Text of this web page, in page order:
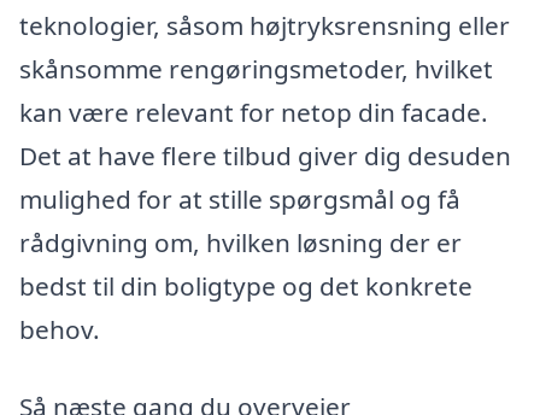
teknologier, såsom højtryksrensning eller
skånsomme rengøringsmetoder, hvilket
kan være relevant for netop din facade.
Det at have flere tilbud giver dig desuden
mulighed for at stille spørgsmål og få
rådgivning om, hvilken løsning der er
bedst til din boligtype og det konkrete
behov.
Så næste gang du overvejer